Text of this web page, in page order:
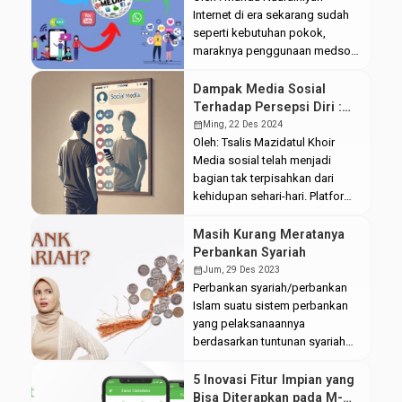
seseorang menanggung biaya
kehidupan dirinya sendiri
sembari menanggung
keluarga, seolah posisinya di
tengah dua kebutuhan yang […]
Internet di era sekarang sudah
seperti kebutuhan pokok,
maraknya penggunaan medsos,
perangkat cerdas lainnya.
Internet menawarkan berbagai
kemudahan yang mampu
diterima segala usia.
Pengoperasian yang mudah
telah menjangkau satu dunia,
menggantikan peran koran
fitur yang canggih juga
memudahkan terbentuknya
ruang diskusi daring. Sayangnya
internet yang […]
Dampak Media Sosial
Terhadap Persepsi Diri :
Antara Kenyataan dan
Ekspetasi
calendar_monthMing, 22 Des 2024
Oleh: Tsalis Mazidatul Khoir
Media sosial telah menjadi
bagian tak terpisahkan dari
kehidupan sehari-hari. Platform
Twitter (X), dan Facebook kini
tidak hanya berfungsi sebagai
sarana komunikasi, tetapi juga
tempat bagi penggunanya untuk
berbagi cerita, pengalaman, dan
bahkan lifestyle mereka.
Beragam hal yang kerap
sosial biasanya berupa hal-hal
menyenangkan. Sehingga, […]
Masih Kurang Meratanya
Perbankan Syariah
calendar_monthJum, 29 Des 2023
Perbankan syariah/perbankan
Islam suatu sistem perbankan
yang pelaksanaannya
berdasarkan tuntunan syariah
ketahui bahwa selain perbankan
banyak sekali sektor ekonomi
5 Inovasi Fitur Impian yang
Bisa Diterapkan pada M-